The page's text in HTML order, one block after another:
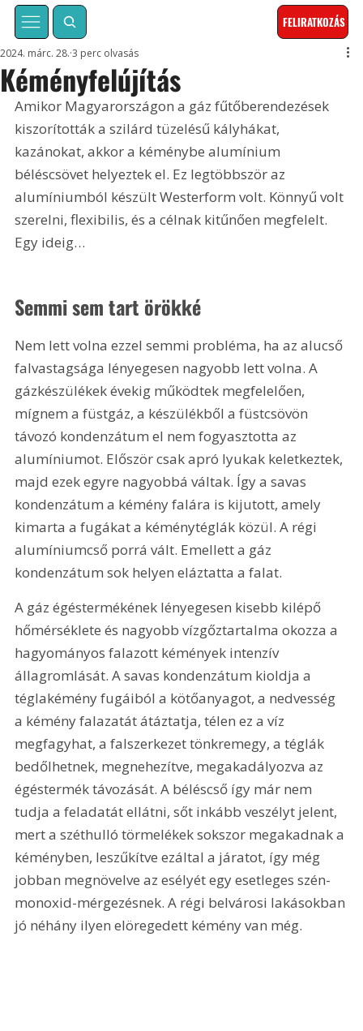
FELIRATKOZÁS
Kéményfelújítás
2024. márc. 28. 3 perc olvasás
Amikor Magyarországon a gáz fűtőberendezések
kiszorították a szilárd tüzelésű kályhákat,
kazánokat, akkor a kéménybe alumínium
béléscsövet helyeztek el. Ez legtöbbször az
alumíniumból készült Westerform volt. Könnyű volt
szerelni, flexibilis, és a célnak kitűnően megfelelt.
Egy ideig…
Semmi sem tart örökké
Nem lett volna ezzel semmi probléma, ha az alucső
falvastagsága lényegesen nagyobb lett volna. A
gázkészülékek évekig működtek megfelelően,
mígnem a füstgáz, a készülékből a füstcsövön
távozó kondenzátum el nem fogyasztotta az
alumíniumot. Először csak apró lyukak keletkeztek,
majd ezek egyre nagyobbá váltak. Így a savas
kondenzátum a kémény falára is kijutott, amely
kimarta a fugákat a kéménytéglák közül. A régi
alumíniumcső porrá vált. Emellett a gáz
kondenzátum sok helyen eláztatta a falat.
A gáz égéstermékének lényegesen kisebb kilépő
hőmérséklete és nagyobb vízgőztartalma okozza a
hagyományos falazott kémények intenzív
állagromlását. A savas kondenzátum kioldja a
téglakémény fugáiból a kötőanyagot, a nedvesség
a kémény falazatát átáztatja, télen ez a víz
megfagyhat, a falszerkezet tönkremegy, a téglák
bedőlhetnek, megnehezítve, megakadályozva az
égéstermék távozását. A béléscső így már nem
tudja a feladatát ellátni, sőt inkább veszélyt jelent,
mert a széthulló törmelékek sokszor megakadnak a
kéményben, leszűkítve ezáltal a járatot, így még
jobban megnövelve az esélyét egy esetleges szén-
monoxid-mérgezésnek. A régi belvárosi lakásokban
jó néhány ilyen elöregedett kémény van még.